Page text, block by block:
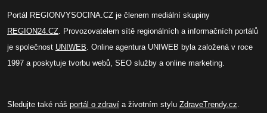
Portál REGIONVYSOCINA.CZ je členem mediální skupiny
REGION24.CZ . Provozovatelem sítě regionálních a informačních portálů
je společnost UNIWEB . Online agentura UNIWEB byla založená v roce
1997 a poskytuje tvorbu webů, SEO služby a online marketing.
Sledujte také náš portál o zdraví a životním stylu ZdraveTrendy.cz